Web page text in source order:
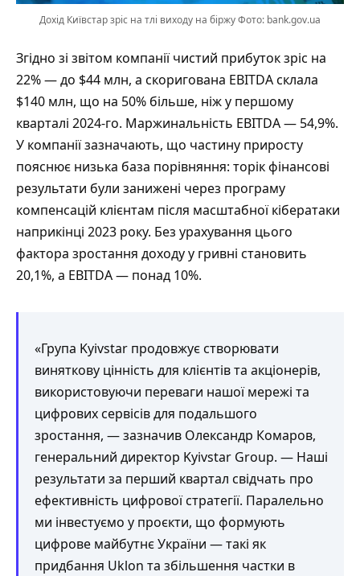
Дохід Київстар зріс на тлі виходу на біржу Фото: bank.gov.ua
Згідно зі звітом компанії чистий прибуток зріс на
22% — до $44 млн, а скоригована EBITDA склала
$140 млн, що на 50% більше, ніж у першому
кварталі 2024-го. Маржинальність EBITDA — 54,9%.
У компанії зазначають, що частину приросту
пояснює низька база порівняння: торік фінансові
результати були занижені через програму
компенсацій клієнтам після масштабної кібератаки
наприкінці 2023 року. Без урахування цього
фактора зростання доходу у гривні становить
20,1%, а EBITDA — понад 10%.
«Група Kyivstar продовжує створювати
виняткову цінність для клієнтів та акціонерів,
використовуючи переваги нашої мережі та
цифрових сервісів для подальшого
зростання, — зазначив Олександр Комаров,
генеральний директор Kyivstar Group. — Наші
результати за перший квартал свідчать про
ефективність цифрової стратегії. Паралельно
ми інвестуємо у проєкти, що формують
цифрове майбутнє України — такі як
придбання Uklon та збільшення частки в